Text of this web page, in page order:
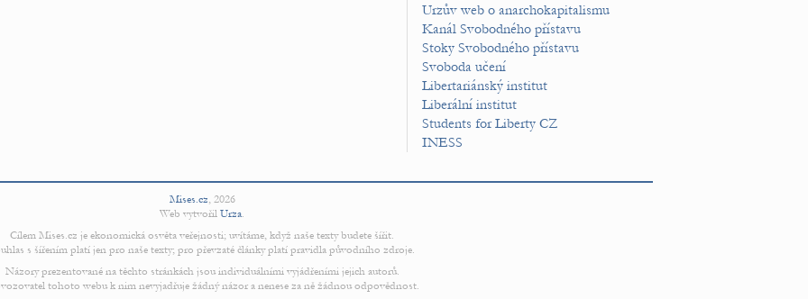
Urzův web o anarchokapitalismu
Kanál Svobodného přístavu
Stoky Svobodného přístavu
Svoboda učení
Libertariánský institut
Liberální institut
Students for Liberty CZ
INESS
Mises.cz, 2026
Web vytvořil Urza.
Cílem Mises.cz je ekonomická osvěta veřejnosti; uvítáme, když naše texty budete šířit.
s šířením platí jen pro naše texty; pro převzaté články platí pravidla původního zdroje.
Názory prezentované na těchto stránkách jsou individuálními vyjádřeními jejich autorů.
tohoto webu k nim nevyjadřuje žádný názor a nenese za ně žádnou odpovědnost.